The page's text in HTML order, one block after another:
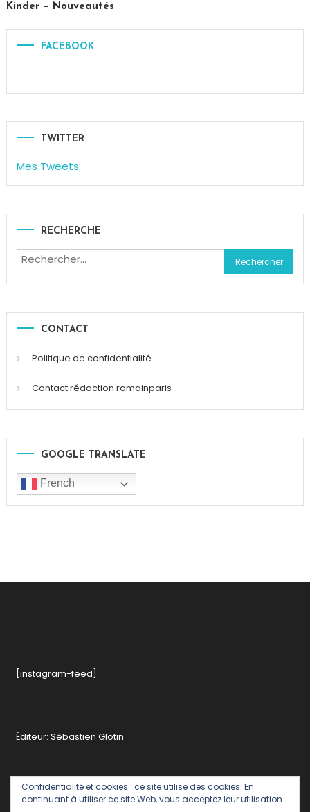
Kinder – Nouveautés
Tagged
chocolat,
Kinder,
de
Pâques
,
Shoko
Bon,
FACEBOOK
TWITTER
Mes Tweets
RECHERCHE
Rechercher :
CONTACT
Politique de confidentialité
Contact rédaction romainparis
GOOGLE TRANSLATE
French
[instagram-feed]
Éditeur: Sébastien Glotin
Confidentialité et cookies : ce site utilise des cookies. En
continuant à utiliser ce site Web, vous acceptez leur utilisation.